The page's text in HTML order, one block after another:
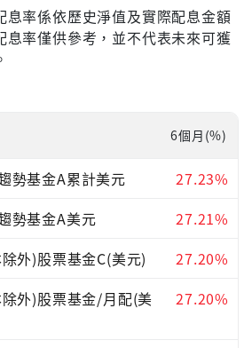
息率係依歷史淨值及實際配息金額
息率僅供參考，並不代表未來可獲
6個月(%)
勢基金A累計美元
27.23%
勢基金A美元
27.21%
外)股票基金C(美元)
27.20%
外)股票基金/月配(美
27.20%